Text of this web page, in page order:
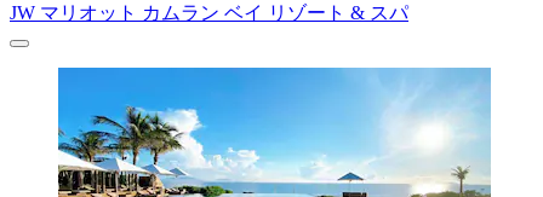
JW マリオット カムラン ベイ リゾート & スパ